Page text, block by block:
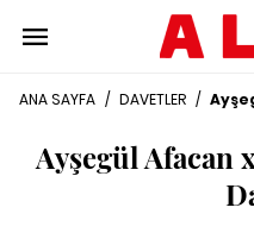
ANA SAYFA / DAVETLER /
Ayşegül Afacan